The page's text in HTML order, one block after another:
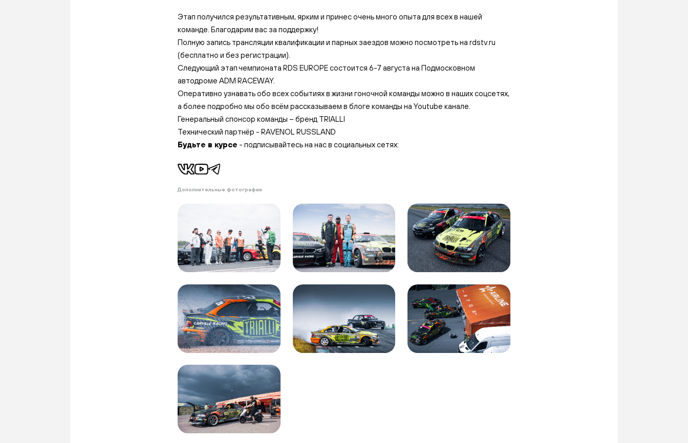
Этап получился результативным, ярким и принес очень много опыта для всех в нашей
команде. Благодарим вас за поддержку!
Полную запись трансляции квалификации и парных заездов можно посмотреть на rdstv.ru
(бесплатно и без регистрации).
Следующий этап чемпионата RDS EUROPE состоится 6-7 августа на Подмосковном
автодроме ADM RACEWAY.
Оперативно узнавать обо всех событиях в жизни гоночной команды можно в наших соцсетях,
а более подробно мы обо всём рассказываем в блоге команды на Youtube канале.
Генеральный спонсор команды – бренд TRIALLI
Технический партнёр - RAVENOL RUSSLAND
Будьте в курсе - подписывайтесь на нас в социальных сетях:
Дополнительные фотографии